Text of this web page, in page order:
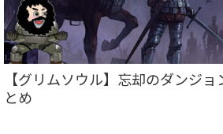
【グリムソウル】忘却のダンジ
とめ